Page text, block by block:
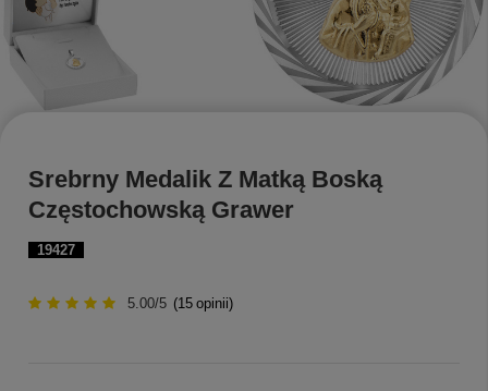
19427
Srebrny Medalik Z Matką Boską
Częstochowską Grawer
5.00/5 (15 opinii)